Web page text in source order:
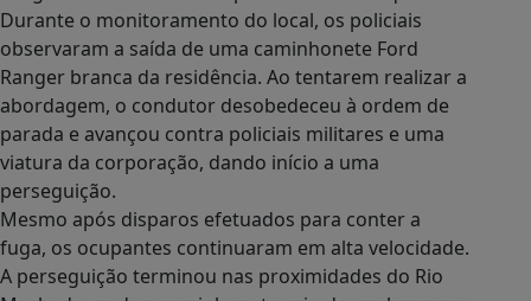
Durante o monitoramento do local, os policiais
observaram a saída de uma caminhonete Ford
Ranger branca da residência. Ao tentarem realizar a
abordagem, o condutor desobedeceu à ordem de
parada e avançou contra policiais militares e uma
viatura da corporação, dando início a uma
perseguição.
Mesmo após disparos efetuados para conter a
fuga, os ocupantes continuaram em alta velocidade.
A perseguição terminou nas proximidades do Rio